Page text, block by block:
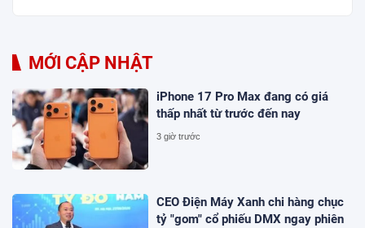
MỚI CẬP NHẬT
iPhone 17 Pro Max đang có giá
thấp nhất từ trước đến nay
3 giờ trước
CEO Điện Máy Xanh chi hàng chục
tỷ "gom" cổ phiếu DMX ngay phiên